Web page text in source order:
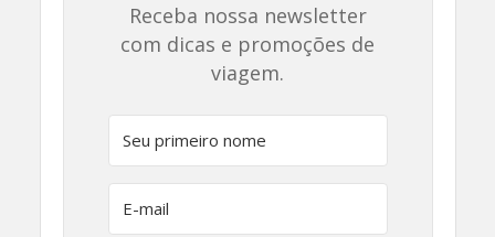
Receba nossa newsletter
com dicas e promoções de
viagem.